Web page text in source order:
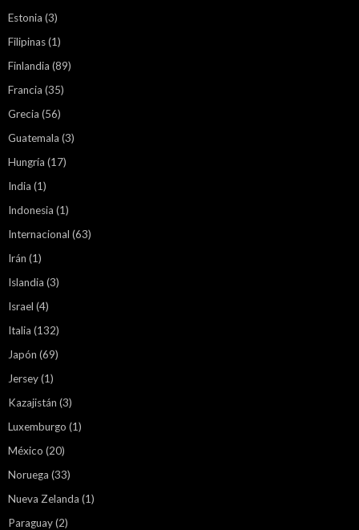
Estonia (3)
Filipinas(1)
Finlandia (89)
Francia (35)
Grecia (56)
Guatemala (3)
Hungría (17)
India (1)
Indonesia (1)
Internacional (63)
Irán (1)
Islandia (3)
Israel (4)
Italia (132)
Japón (69)
Jersey(1)
Kazajistán (3)
Luxemburgo (1)
México (20)
Noruega (33)
Nueva Zelanda (1)
Paraguay(2)